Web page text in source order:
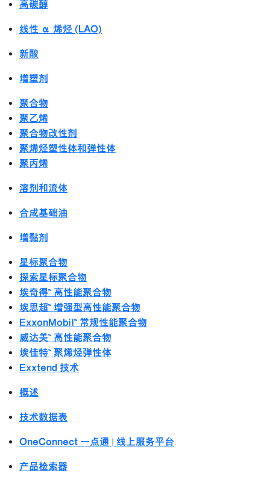
高碳醇
线性 α 烯烃 (LAO)
新酸
增塑剂
聚合物
聚乙烯
聚合物改性剂
聚烯烃塑性体和弹性体
聚丙烯
溶剂和流体
合成基础油
增黏剂
星标聚合物
探索星标聚合物
埃奇得™ 高性能聚合物
埃思超™ 增强型高性能聚合物
ExxonMobil™ 常规性能聚合物
威达美™ 高性能聚合物
埃佳特™ 聚烯烃弹性体
Exxtend 技术
概述
技术数据表
OneConnect 一点通 | 线上服务平台
产品检索器